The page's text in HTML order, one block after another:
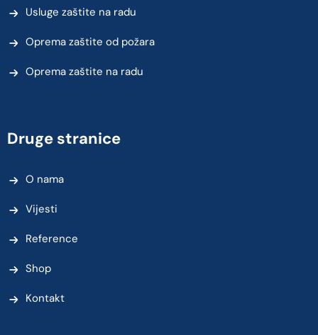
Usluge zaštite na radu
Oprema zaštite od požara
Oprema zaštite na radu
Druge stranice
O nama
Vijesti
Reference
Shop
Kontakt